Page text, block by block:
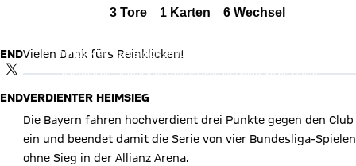
3 Tore 1 Karten 6 Wechsel
END
TWITTER-BEITRAG
Vielen Dank fürs Reinklicken!
Mit Klick auf den Button ermöglichen Sie es diesem sozialen
verarbeiten. Vorher kann das soziale Netzwerk keine Daten
Einstellung wird für alle Inhalte des sozialen Netzwerks auf
unserer Website gespeichert und Sie können dies jederzeit in
derCookie-Einwilligungslösungändern.
Details:Datenschutzerklärung
ENDVERDIENTER HEIMSIEG
Die Bayern fahren hochverdient drei Punkte gegen den Club
ein und beendet damit die Serie von vier Bundesliga-Spielen
ohne Sieg in der Allianz Arena.